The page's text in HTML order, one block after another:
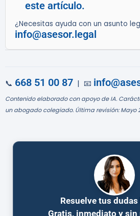
este artículo.
¿Necesitas ayuda con un asunto
info@asesor.legal
📞 668 51 00 87 | 📧
Contenido elaborado con apoyo de IA.
un abogado colegiado. Última revisión: Mayo
Resuelve tus
Gratis, inmediato y